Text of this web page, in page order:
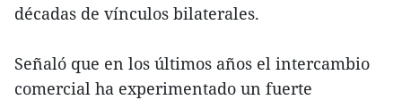
décadas de vínculos bilaterales.
Señaló que en los últimos años el intercambio
comercial ha experimentado un fuerte